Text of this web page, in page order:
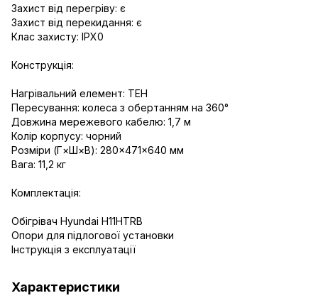
Захист від перегріву: є
Захист від перекидання: є
Клас захисту: IPX0
Конструкція:
Нагрівальний елемент: ТЕН
Пересування: колеса з обертанням на 360°
Довжина мережевого кабелю: 1,7 м
Колір корпусу: чорний
Розміри (Г×Ш×В): 280×471×640 мм
Вага: 11,2 кг
Комплектація:
Обігрівач Hyundai H11HTRB
Опори для підлогової установки
Інструкція з експлуатації
Характеристики